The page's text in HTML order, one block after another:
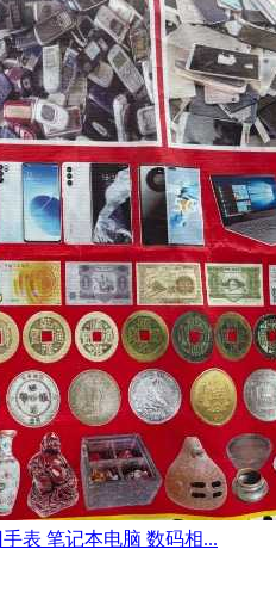
表 笔记本电脑 数码相...